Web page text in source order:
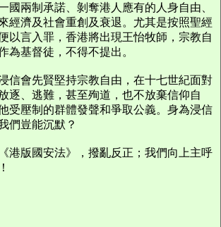
國兩制承諾、剝奪港人應有的人身自由、
經濟及社會重創及衰退。尤其是按照聖經
以言入罪，香港將出現王怡牧師，宗教自
為基督徒，不得不提出。
信會先賢堅持宗教自由，在十七世紀面對
逐、逃難，甚至殉道，也不放棄信仰自
受壓制的群體發聲和爭取公義。身為浸信
們豈能沉默？
港版國安法》，撥亂反正；我們向上主呼